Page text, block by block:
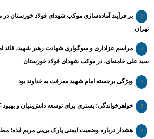
بر فرآیند آماده‌سازی موکب شهدای فولاد خوزستان
تهران
مراسم عزاداری و سوگواری شهادت رهبر شهید، قائد
سید علی خامنه‌ای، در موکب شهدای فولاد خوزستان
ویژگی برجسته امام شهید معرفت به خداوند بود
خواهرخواندگی؛ بستری برای توسعه دانش‌بنیان و
هشدار درباره وضعیت ایمنی پارک بی‌بی مریم ایذه؛